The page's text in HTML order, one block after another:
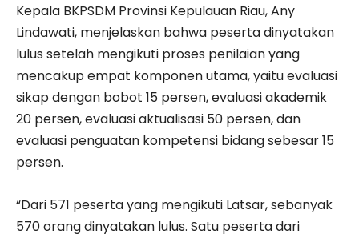
Kepala BKPSDM Provinsi Kepulauan Riau, Any
Lindawati, menjelaskan bahwa peserta dinyatakan
lulus setelah mengikuti proses penilaian yang
mencakup empat komponen utama, yaitu evaluasi
sikap dengan bobot 15 persen, evaluasi akademik
20 persen, evaluasi aktualisasi 50 persen, dan
evaluasi penguatan kompetensi bidang sebesar 15
persen.
“Dari 571 peserta yang mengikuti Latsar, sebanyak
570 orang dinyatakan lulus. Satu peserta dari